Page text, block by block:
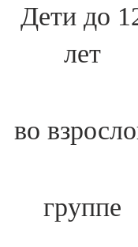
Дети до
лет
во
группе